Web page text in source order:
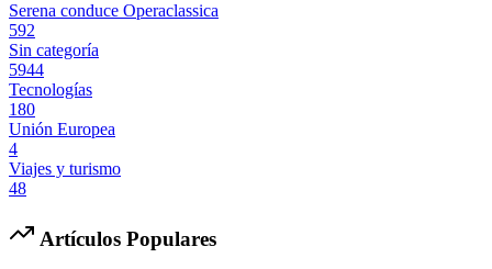
Serena conduce Operaclassica
592
Sin categoría
5944
Tecnologías
180
Unión Europea
4
Viajes y turismo
48
Artículos Populares